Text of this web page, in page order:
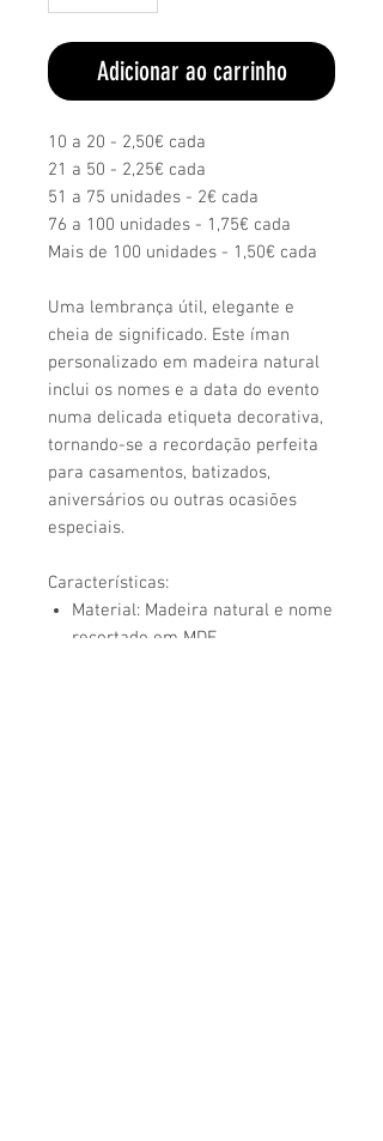
Adicionar ao carrinho
10 a 20 - 2,50€ cada
21 a 50 - 2,25€ cada
51 a 75 unidades - 2€ cada
76 a 100 unidades - 1,75€ cada
Mais de 100 unidades - 1,50€ cada
Uma lembrança útil, elegante e
cheia de significado. Este íman
personalizado em madeira natural
inclui os nomes e a data do evento
numa delicada etiqueta decorativa,
tornando-se a recordação perfeita
para casamentos, batizados,
aniversários ou outras ocasiões
especiais.
Características:
Material: Madeira natural e nome
recortado em MDF.